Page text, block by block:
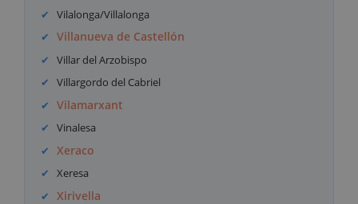
Vilalonga/Villalonga
Villanueva de Castellón
Villar del Arzobispo
Villargordo del Cabriel
Vilamarxant
Vinalesa
Xeraco
Xeresa
Xirivella